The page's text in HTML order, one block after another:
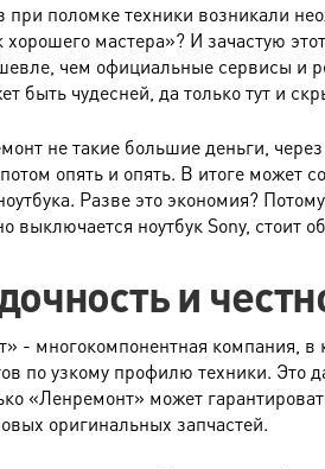
при поломке техники возникали
хорошего мастера»? И зачастую
чем официальные сервисы и
быть чудесней, да только тут и
не такие большие деньги,
опять и опять. В итоге может
Разве это экономия?
выключается ноутбук Sony, стоит
и
- многокомпонентная компания, в
по узкому профилю техники. Это
«Ленремонт» может
оригинальных запчастей.